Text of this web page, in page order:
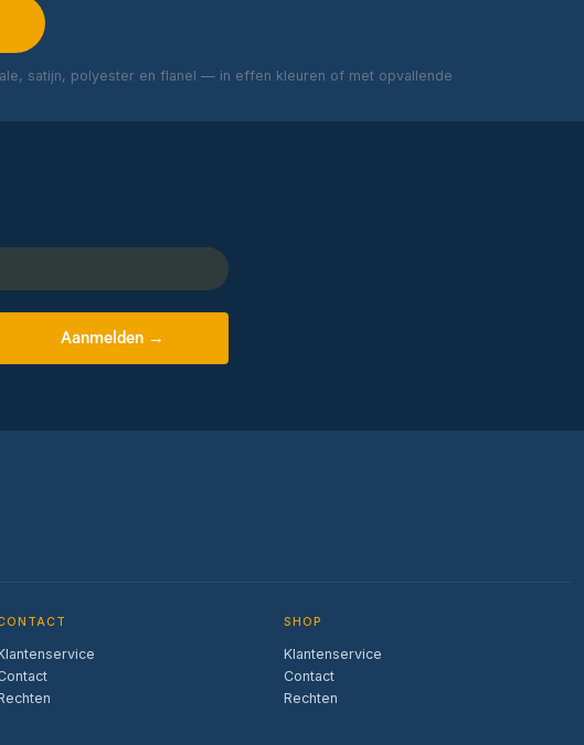
satijn, polyester en flanel — in effen kleuren of met opvallende
Aanmelden →
SHOP
Klantenservice
Contact
Rechten